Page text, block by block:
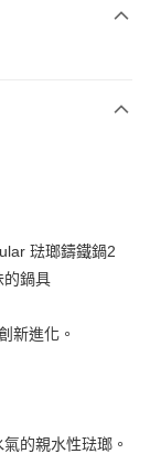
銀行
業銀行
行
行
琺瑯鑄鐵鍋2
的鍋具
新進化。
的親水性琺瑯。